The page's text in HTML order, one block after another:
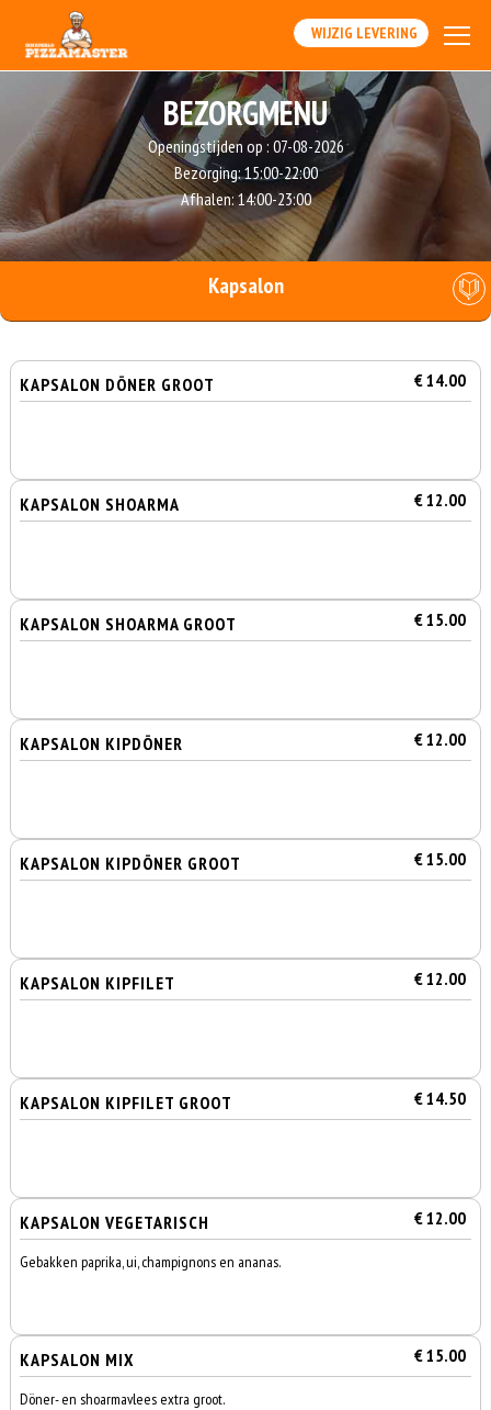
WIJZIG LEVERING
BEZORGMENU
Openingstijden op : 07-08-2026
Bezorging:15:00-22:00
Afhalen:14:00-23:00
Kapsalon
KAPSALON DÖNER GROOT € 14.00
KAPSALON SHOARMA € 12.00
KAPSALON SHOARMA GROOT € 15.00
KAPSALON KIPDÖNER € 12.00
KAPSALON KIPDÖNER GROOT € 15.00
KAPSALON KIPFILET € 12.00
KAPSALON KIPFILET GROOT € 14.50
KAPSALON VEGETARISCH € 12.00
Gebakken paprika, ui, champignons en ananas.
KAPSALON MIX € 15.00
Döner- en shoarmavlees extra groot.